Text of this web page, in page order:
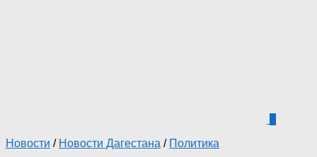
Новости / Новости Дагестана / Политика